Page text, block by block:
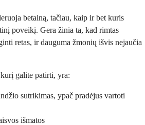
betainą, tačiau, kaip ir bet kuris
poveikį. Gera žinia ta, kad rimtas
retas, ir dauguma žmonių išvis nejaučia
galite patirti, yra:
sutrikimas, ypač pradėjus vartoti
išmatos